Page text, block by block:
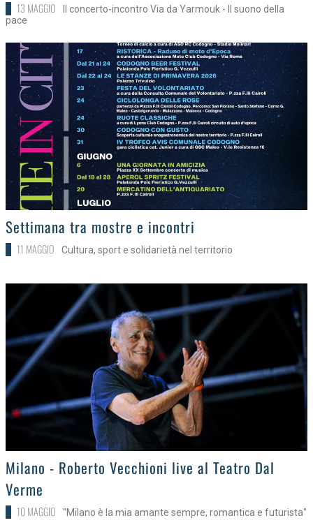
13 MAGGIO
Il concerto-incontro Via da Yarmouk - Il suono della
pace
>
Settimana tra mostre e incontri
11 MAGGIO Cultura, sport e solidarietà nel territorio
>Milano - Roberto Vecchioni live al Teatro Dal
Verme
10 MAGGIO "Milano è la mia amante sempre, romantica e futurista"